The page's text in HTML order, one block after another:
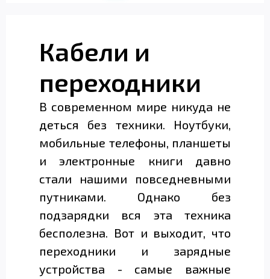
Кабели и
переходники
В современном мире никуда не
деться без техники. Ноутбуки,
мобильные телефоны, планшеты
и электронные книги давно
стали нашими повседневными
путниками. Однако без
подзарядки вся эта техника
бесполезна. Вот и выходит, что
переходники и зарядные
устройства - самые важные